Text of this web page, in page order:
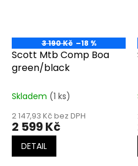
3 190 Kč –18 %
Scott Mtb Comp Boa
green/black
Skladem (1 ks)
2 147,93 Kč bez DPH
2 599 Kč
DETAIL